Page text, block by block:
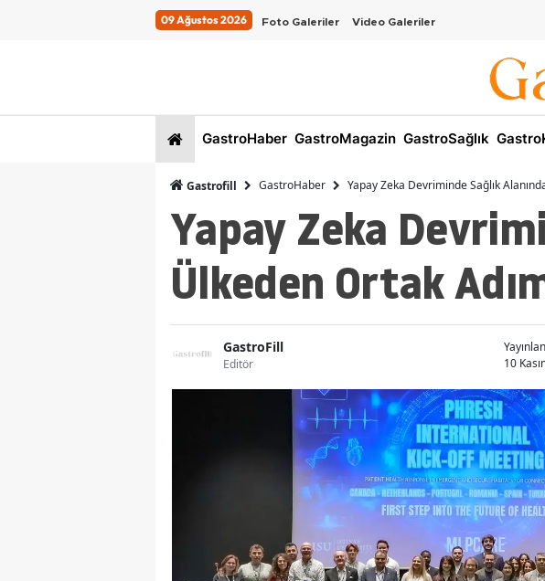
09 Ağustos 2026 Foto Galeriler Video Galeriler
GastroHaber GastroMagazin GastroSağlık
Gastrofill GastroHaber Yapay Zeka Devriminde Sağlık
Yapay Zeka
Ülkeden Ortak
GastroFill
Editör
10